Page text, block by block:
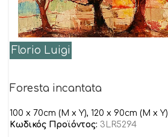
Florio Luigi
Foresta incantata
100 x 70cm (M x Y), 120 x 90cm (M x Y)
Κωδικός Προϊόντος: 3LR5294